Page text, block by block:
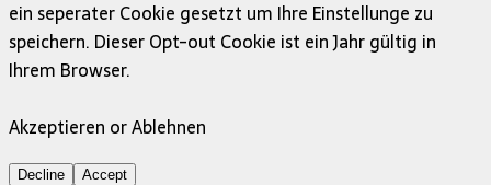
ein seperater Cookie gesetzt um Ihre Einstellunge zu
speichern. Dieser Opt-out Cookie ist ein Jahr gültig in
Ihrem Browser.
Akzeptieren or Ablehnen
Decline Accept